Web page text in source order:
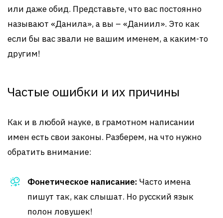
или даже обид. Представьте, что вас постоянно
называют «Данила», а вы – «Даниил». Это как
если бы вас звали не вашим именем, а каким-то
другим!
Частые ошибки и их причины
Как и в любой науке, в грамотном написании
имен есть свои законы. Разберем, на что нужно
обратить внимание:
Фонетическое написание: Часто имена
пишут так, как слышат. Но русский язык
полон ловушек!